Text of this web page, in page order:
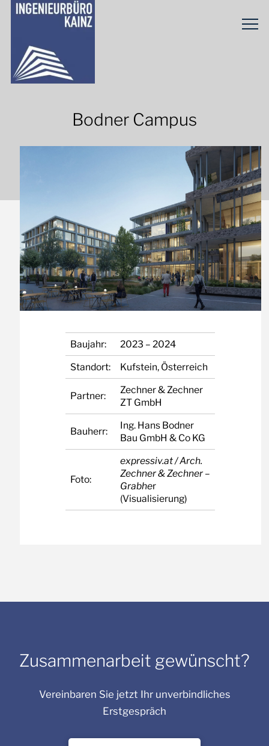
Bodner Campus
Baujahr:
2023 – 2024
Standort:
Kufstein, Österreich
Partner:
Zechner & Zechner
ZT GmbH
Bauherr:
Ing. Hans Bodner
Bau GmbH & Co KG
Foto:
expressiv.at / Arch.
Zechner & Zechner –
Grabher
(Visualisierung)
Zusammenarbeit gewünscht?
Vereinbaren Sie jetzt Ihr unverbindliches
Erstgespräch